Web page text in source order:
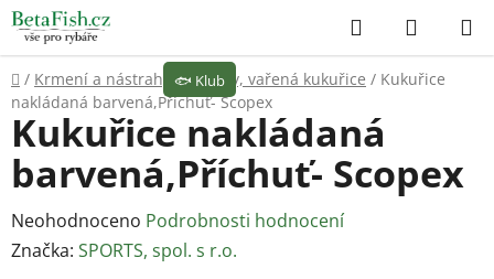
Přejít
na
obsah
Hledat
KOŠÍK
Domů
/ Krmení a nástrahy / Partikly, vařená kukuřice / Kukuřice
nakládaná barvená,Příchuť- Scopex
Kukuřice nakládaná
barvená,Příchuť- Scopex
Průměrné
hodnocení
Neohodnoceno Podrobnosti hodnocení
Značka: SPORTS, spol. s r.o.
🐟 Klub